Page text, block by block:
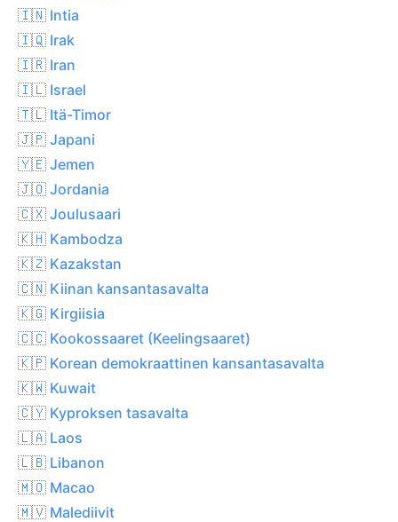
🇮🇳 Intia
🇮🇶 Irak
🇮🇷 Iran
🇮🇱 Israel
🇹🇱 Itä-Timor
🇯🇵 Japani
🇾🇪 Jemen
🇯🇴 Jordania
🇨🇽 Joulusaari
🇰🇭 Kambodza
🇰🇿 Kazakstan
🇨🇳 Kiinan kansantasavalta
🇰🇬 Kirgiisia
🇨🇨 Kookossaaret (Keelingsaaret)
🇰🇵 Korean demokraattinen kansantasavalta
🇰🇼 Kuwait
🇨🇾 Kyproksen tasavalta
🇱🇦 Laos
🇱🇧 Libanon
🇲🇴 Macao
🇲🇻 Malediivit